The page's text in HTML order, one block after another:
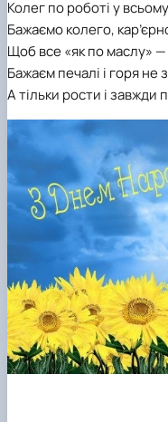
Колег по роботі у
Бажаємо колего,
Щоб все «як по маслу» —
Бажаєм печалі і горя не
А тільки рости і завжди